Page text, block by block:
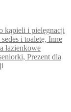
kąpieli i pielęgnacji
i toaletę, Inne
łazienkowe
Prezent dla